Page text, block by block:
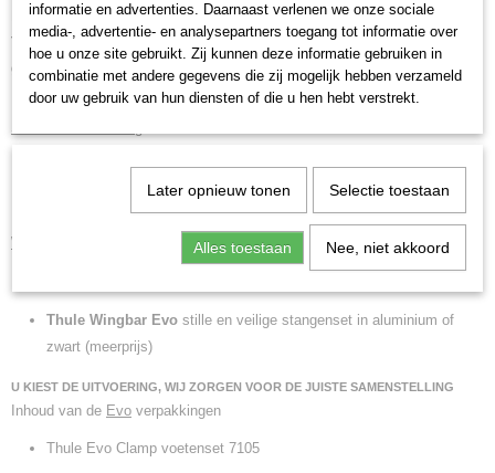
kaal glad dak.
Thule set dakdragers voor montage in de deursponning. Veilig en
gegarandeerde pasvorm.
Thule Evo Clampvoetenset, incl. bijbehorende kitset
Wingbar Evo uitvoering (meerprijs)
Thule Wingbar Evo stille en veilige stangenset in aluminium of
zwart (meerprijs)
U KIEST DE UITVOERING, WIJ ZORGEN VOOR DE JUISTE SAMENSTELLING
Inhoud van de Evo verpakkingen
Thule Evo Clamp voetenset 7105
informatie en advertenties. Daarnaast verlenen we onze sociale
media-, advertentie- en analysepartners toegang tot informatie over
hoe u onze site gebruikt. Zij kunnen deze informatie gebruiken in
combinatie met andere gegevens die zij mogelijk hebben verzameld
door uw gebruik van hun diensten of die u hen hebt verstrekt.
Later opnieuw tonen Selectie toestaan
Alles toestaan Nee, niet akkoord